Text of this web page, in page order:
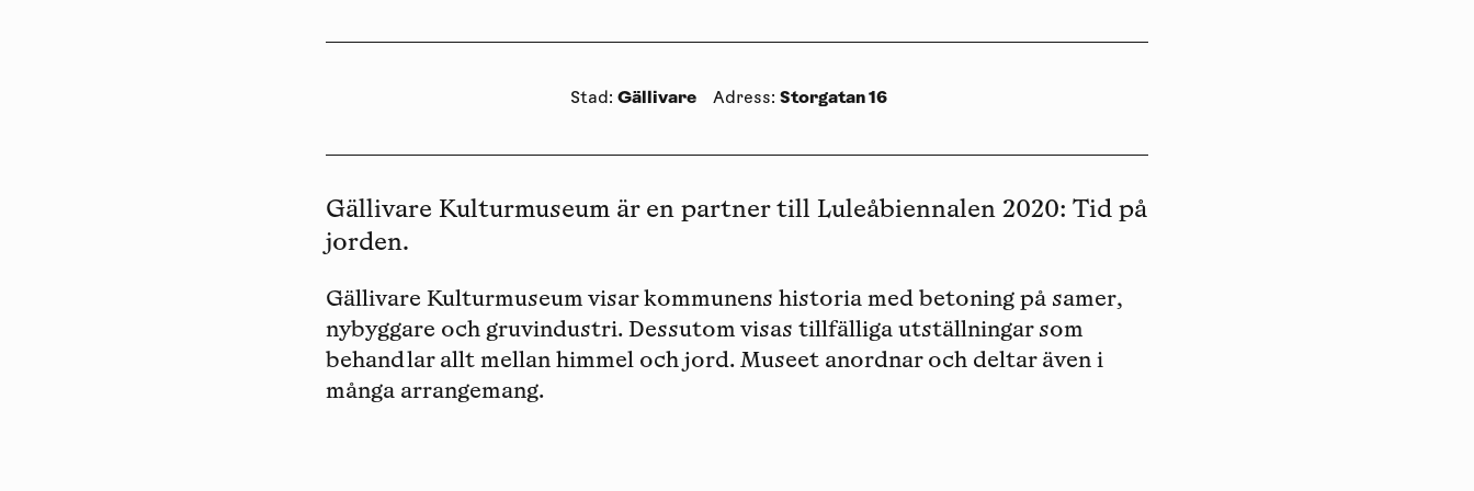
Stad: Gällivare Adress: Storgatan 16
Gällivare Kulturmuseum är en partner till Luleåbiennalen 2020: Tid på
jorden.
Gällivare Kulturmuseum visar kommunens historia med betoning på samer,
nybyggare och gruvindustri. Dessutom visas tillfälliga utställningar som
behandlar allt mellan himmel och jord. Museet anordnar och deltar även i
många arrangemang.